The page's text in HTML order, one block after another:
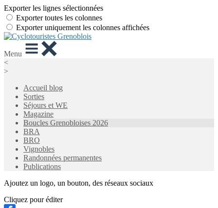
Exporter les lignes sélectionnées
Exporter toutes les colonnes
Exporter uniquement les colonnes affichées
Menu
<
>
Accueil blog
Sorties
Séjours et WE
Magazine
Boucles Grenobloises 2026
BRA
BRO
Vignobles
Randonnées permanentes
Publications
Ajoutez un logo, un bouton, des réseaux sociaux
Cliquez pour éditer